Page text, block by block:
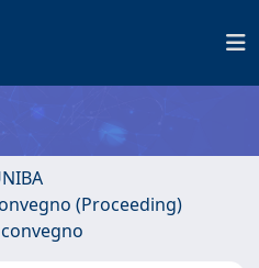
(Proceeding)